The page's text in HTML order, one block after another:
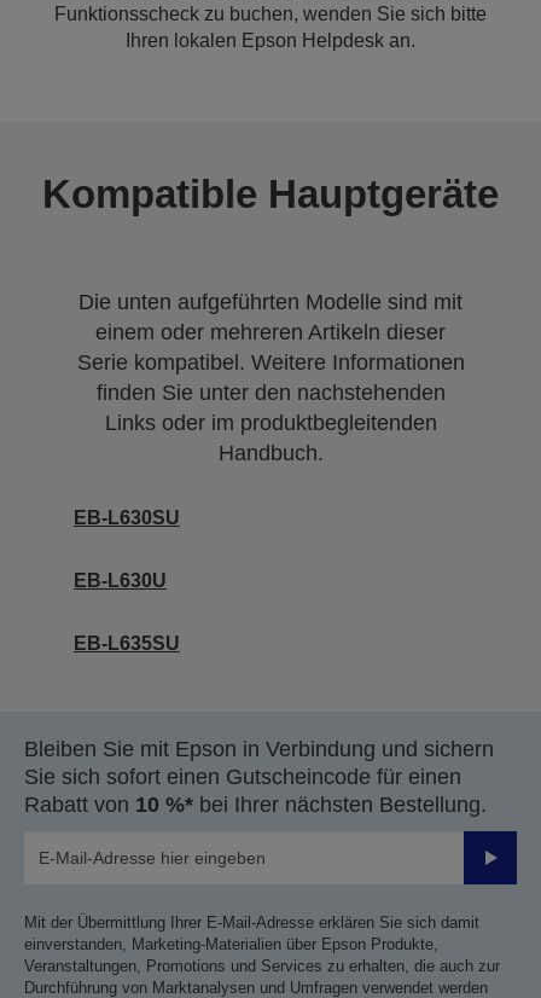
Funktionsscheck zu buchen, wenden Sie sich bitte
Ihren lokalen Epson Helpdesk an.
Kompatible Hauptgeräte
Die unten aufgeführten Modelle sind mit
einem oder mehreren Artikeln dieser
Serie kompatibel. Weitere Informationen
finden Sie unter den nachstehenden
Links oder im produktbegleitenden
Handbuch.
EB-L630SU
EB-L630U
EB-L635SU
Bleiben Sie mit Epson in Verbindung und sichern
Sie sich sofort einen Gutscheincode für einen
Rabatt von 10 %* bei Ihrer nächsten Bestellung.
Mit der Übermittlung Ihrer E-Mail-Adresse erklären Sie sich damit
einverstanden, Marketing-Materialien über Epson Produkte,
Veranstaltungen, Promotions und Services zu erhalten, die auch zur
Durchführung von Marktanalysen und Umfragen verwendet werden